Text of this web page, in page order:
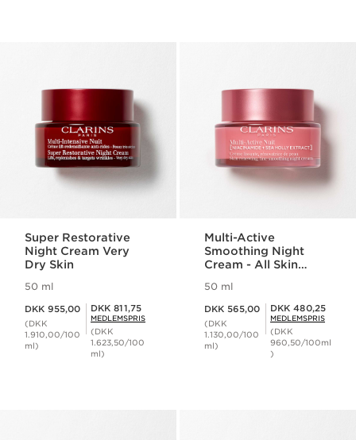
Super Restorative
Night Cream Very
Dry Skin
50 ml
DKK 955,00
(DKK
1.910,00/100
ml)
Medlemspris DKK 811,75
DKK 811,75
MEDLEMSPRIS
(DKK
1.623,50/100
ml)
Multi-Active
Smoothing Night
Cream - All Skin
50 ml
DKK 565,00
(DKK
1.130,00/100
ml)
Medlemspris DKK 480,25
DKK 480,25
MEDLEMSPRIS
(DKK
960,50/100ml
)